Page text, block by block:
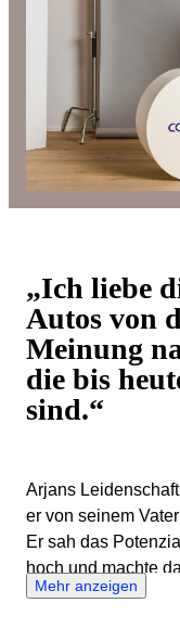
„Ich liebe
Autos von
Meinung
die bis
sind.“
Arjans
er von seinem
Er sah das
hoch und machte
In diesem
Mehr anzeigen